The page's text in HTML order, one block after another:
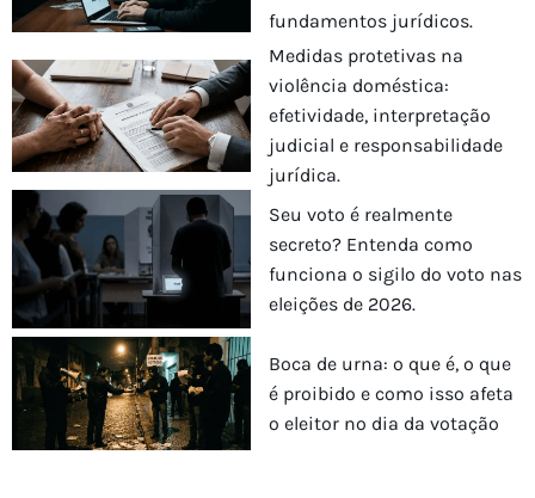
fundamentos jurídicos.
Medidas protetivas na
violência doméstica:
efetividade, interpretação
judicial e responsabilidade
jurídica.
Seu voto é realmente
secreto? Entenda como
funciona o sigilo do voto nas
eleições de 2026.
Boca de urna: o que é, o que
é proibido e como isso afeta
o eleitor no dia da votação